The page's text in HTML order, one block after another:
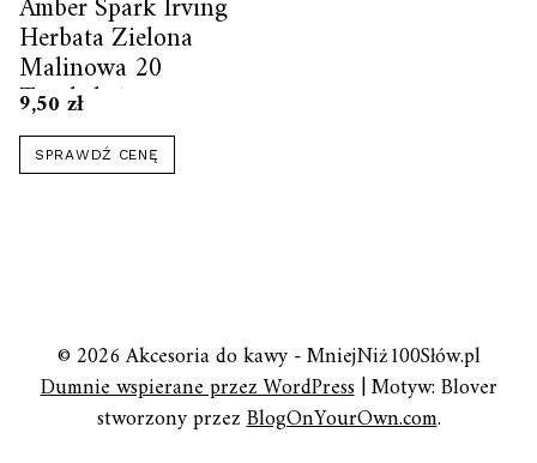
Herbata Zielona
Malinowa 20
Torebek 1szt
9,50 zł
SPRAWDŹ CENĘ
© 2026 Akcesoria do kawy - MniejNiż100Słów.pl
Dumnie wspierane przez WordPress|Motyw: Blover
stworzony przezBlogOnYourOwn.com.